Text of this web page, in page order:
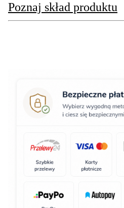
Poznaj skład produktu